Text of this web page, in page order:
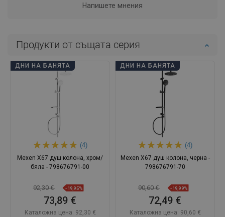
Напишете мнения
Продукти от същата серия
ДНИ НА БАНЯТА
(4)
Mexen X67 душ колона, хром/
бяла - 798676791-00
92,30 € -19,95%
73,89 €
Каталожна цена: 92,30 €
ДНИ НА БАНЯТА
(4)
Mexen X67 душ колона, черна -
798676791-70
90,60 € -19,99%
72,49 €
Каталожна цена: 90,60 €